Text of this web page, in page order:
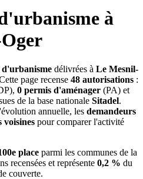
à
délivrées à Le Mesnil-
page recense 48 autorisations :
0 permis d'aménager (PA) et
de la base nationale Sitadel.
annuelle, les demandeurs
voisines pour comparer l'activité
place parmi les communes de la
recensées et représente 0,2 % du
couverte.